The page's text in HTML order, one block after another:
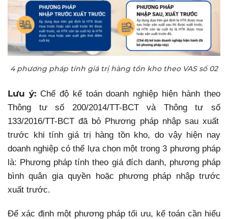
4 phương pháp tính giá trị hàng tồn kho theo VAS số 02
Lưu ý: Chếđộ kế toándoanh nghiệp hiện hành theo
Thông tưsố 200/2014/TT-BCT và Thông tưsố
133/2016/TT-BCTđã bỏ Phương pháp nhập sau xuất
trước khi tính giá trị hàng tồn kho,do vậy hiện nay
doanh nghiệp có thể lựa chọn một trong 3 phương pháp
là: Phương pháp tính theo giá đích danh, phương pháp
bình quân gia quyền hoặc phương pháp nhập trước
xuất trước.
Để xác định một phương pháp tối ưu, kế toán cần hiểu